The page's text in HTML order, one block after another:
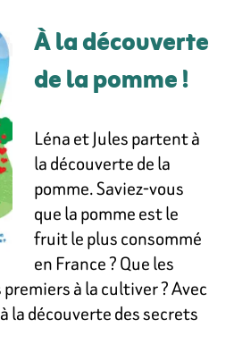
À la découverte
de la pomme !
Léna et Jules partent à
la découverte de la
pomme. Saviez-vous
que la pomme est le
fruit le plus consommé
en France ? Que les
à la cultiver ? Avec
la découverte des secrets